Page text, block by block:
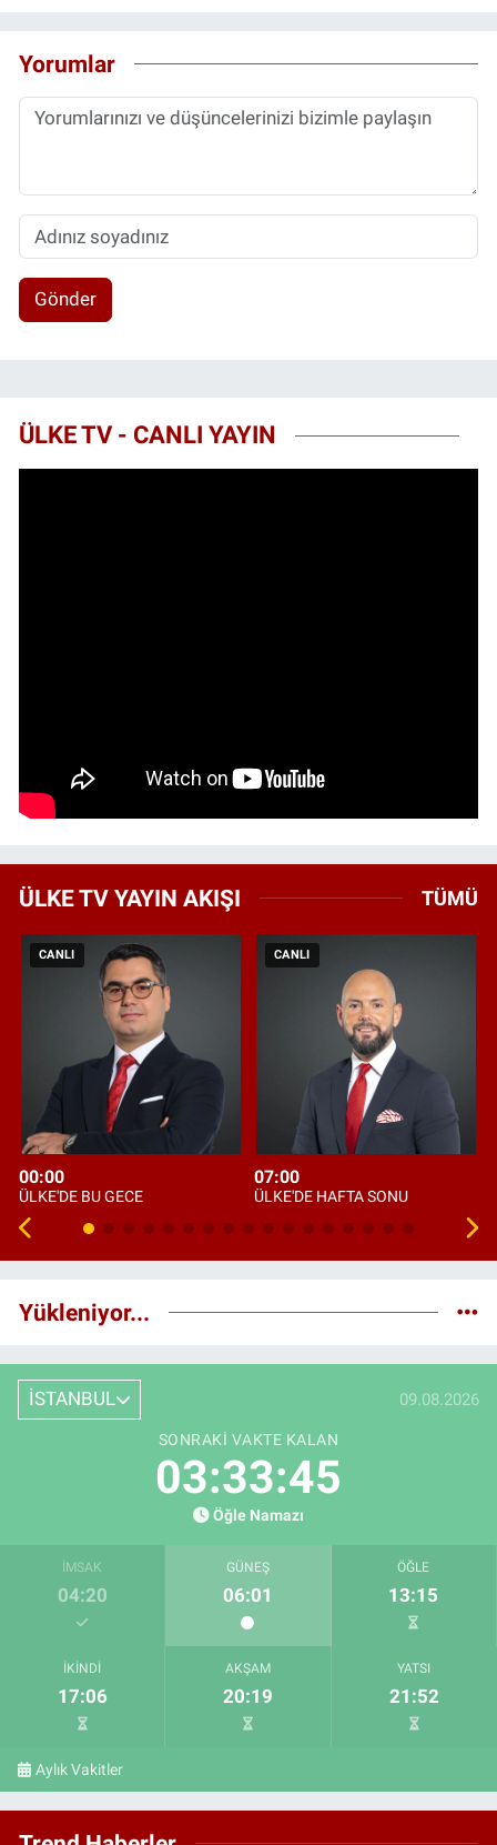
Yorumlar
Gönder
ÜLKE TV - CANLI YAYIN
ÜLKE TV YAYIN AKIŞI TÜMÜ
CANLI
00:00
ÜLKE'DE BU GECE
CANLI
07:00
ÜLKE'DE HAFTA SONU
Yükleniyor...
İSTANBUL 09.08.2026
SONRAKI VAKTE KALAN
03:33:44
Öğle Namazı
İMSAK
04:20
GÜNEŞ
06:01
ÖĞLE
13:15
İKINDI
17:06
AKŞAM
20:19
YATSI
21:52
Aylık Vakitler